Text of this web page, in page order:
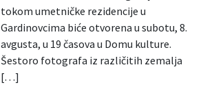
tokom umetničke rezidencije u
Gardinovcima biće otvorena u subotu, 8.
avgusta, u 19 časova u Domu kulture.
Šestoro fotografa iz različitih zemalja
[…]